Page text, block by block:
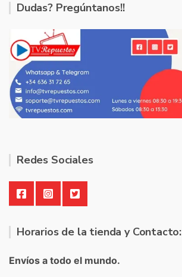
Dudas? Pregúntanos!!
Redes Sociales
Horarios de la tienda y Contacto:
Envíos a todo el mundo.